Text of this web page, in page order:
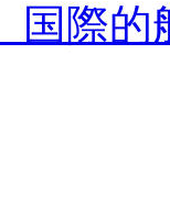
国際